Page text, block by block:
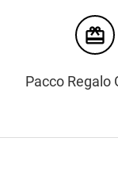
card_giftcard
Pacco Regalo